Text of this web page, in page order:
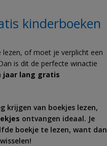
kinderboeken
of moet je verplicht een
is dit de perfecte winactie
jaar lang gratis
krijgen van boekjes lezen,
ontvangen ideaal. Je
boekje te lezen, want dan